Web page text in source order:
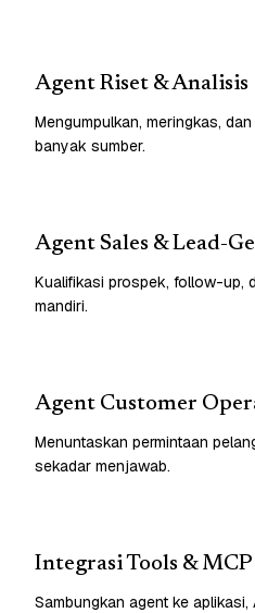
Agent Riset & Analisis
Mengumpulkan, meringkas,
banyak sumber.
Agent Sales & Lead-
Kualifikasi prospek, follow-up,
mandiri.
Agent Customer
Menuntaskan permintaan
sekadar menjawab.
Integrasi Tools & MCP
Sambungkan agent ke